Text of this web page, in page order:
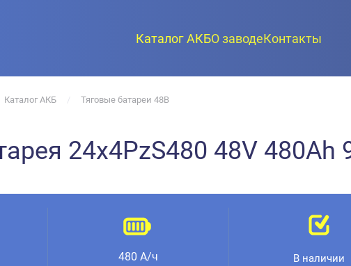
Каталог АКБО заводеКонтакты
Каталог АКБ Тяговые батареи 48В
24x4PzS480 48V 480Ah
480 А/ч В наличии